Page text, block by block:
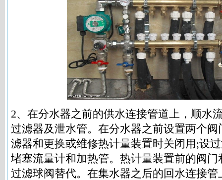
2、在分水器之前的供水连接管道上，顺水
过滤器及泄水管。在分水器之前设置两个
滤器和更换或维修热计量装置时关闭用;设
堵塞流量计和加热管。热计量装置前的阀
过滤球阀替代。在集水器之后的回水连接